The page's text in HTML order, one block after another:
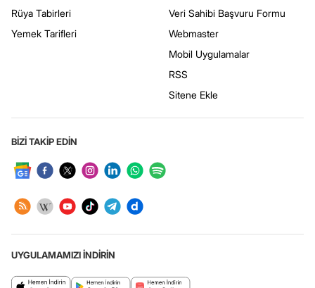
Rüya Tabirleri
Yemek Tarifleri
Veri Sahibi Başvuru Formu
Webmaster
Mobil Uygulamalar
RSS
Sitene Ekle
BİZİ TAKİP EDİN
UYGULAMAMIZI İNDİRİN